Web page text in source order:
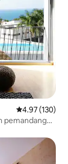
Penarafan
4.97 (130)